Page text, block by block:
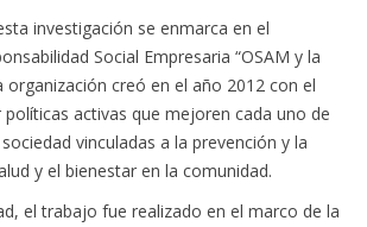
investigación se enmarca en el
Social Empresaria “OSAM y la
organización creó en el año 2012 con el
activas que mejoren cada uno de
vinculadas a la prevención y la
y el bienestar en la comunidad.
el trabajo fue realizado en el marco de la